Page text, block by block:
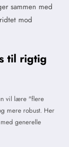
sammen med
mod
til rigtig
vil lære "flere
mere robust. Her
generelle